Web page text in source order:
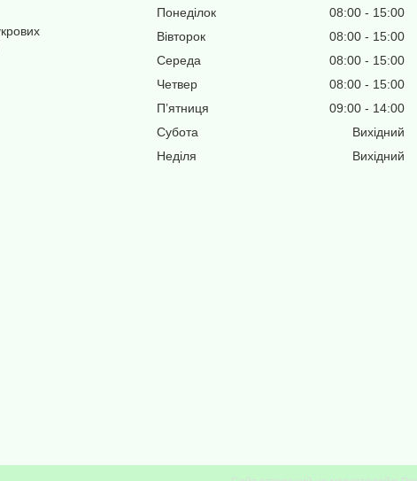
Понеділок 08:00
15:00
Вівторок
08:00
15:00
Середа
08:00
15:00
Четвер
08:00
15:00
Пʼятниця
09:00
14:00
Субота
Вихідний
Неділя
Вихідний